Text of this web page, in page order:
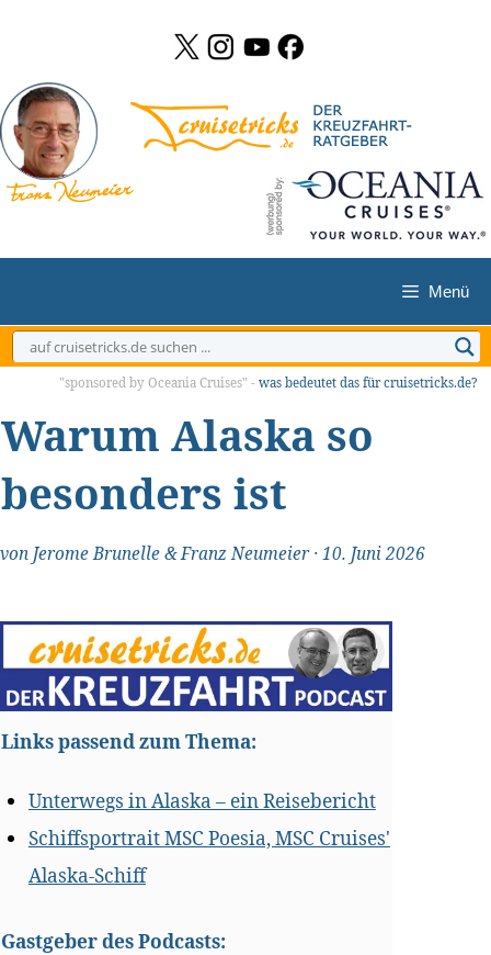
springen
Menü
"sponsored by Oceania Cruises" - was bedeutet das für cruisetricks.de?
Warum Alaska so
besonders ist
von Jerome Brunelle & Franz Neumeier·10. Juni 2026
Links passend zum Thema:
Unterwegs in Alaska – ein Reisebericht
Schiffsportrait MSC Poesia, MSC Cruises'
Alaska-Schiff
Gastgeber des Podcasts: